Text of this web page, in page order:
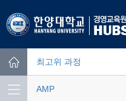
최고위 과정
AMP